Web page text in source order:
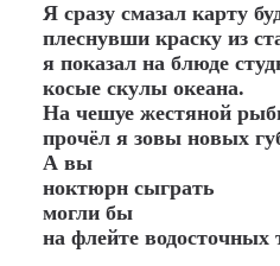
Я сразу смазал карту
плеснувши краску из
я показал на блюде
косые скулы океана.
На чешуе жестяной
прочёл я зовы новых
А вы
ноктюрн сыграть
могли бы
на флейте водосточных